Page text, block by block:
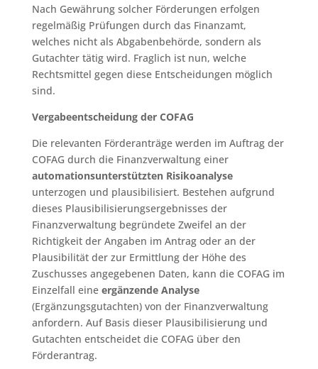
Nach Gewährung solcher Förderungen erfolgen
regelmäßig Prüfungen durch das Finanzamt,
welches nicht als Abgabenbehörde, sondern als
Gutachter tätig wird. Fraglich ist nun, welche
Rechtsmittel gegen diese Entscheidungen möglich
sind.
Vergabeentscheidung der COFAG
Die relevanten Förderanträge werden im Auftrag der
COFAG durch die Finanzverwaltung einer
automationsunterstützten Risikoanalyse
unterzogen und plausibilisiert. Bestehen aufgrund
dieses Plausibilisierungsergebnisses der
Finanzverwaltung begründete Zweifel an der
Richtigkeit der Angaben im Antrag oder an der
Plausibilität der zur Ermittlung der Höhe des
Zuschusses angegebenen Daten, kann die COFAG im
Einzelfall eine ergänzende Analyse
(Ergänzungsgutachten) von der Finanzverwaltung
anfordern. Auf Basis dieser Plausibilisierung und
Gutachten entscheidet die COFAG über den
Förderantrag.